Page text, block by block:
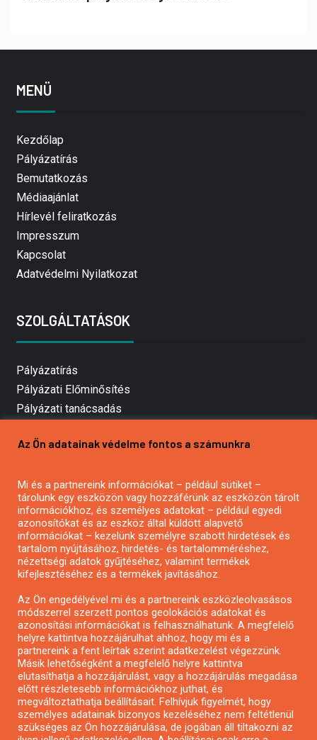
MENÜ
Kezdőlap
Pályázatírás
Bemutatkozás
Médiaajánlat
Hírlevél feliratkozás
Impresszum
Kapcsolat
Adatvédelmi Nyilatkozat
SZOLGÁLTATÁSOK
Pályázatírás
Pályázati Előminősítés
Pályázati tanácsadás
Mezőgazdasági pályázatírás
Pályázatírás civil szervezeteknek
Pályázatírás önkormányzatoknak
Pályázatfigyelés
Specifikus pályázatfigyelés vagy hírlevél
Pályázatok magánszemélyeknek
Pályázatok civil szervezeteknek
Pályázatok vállalkozásoknak
Önkormányzati pályázatok
Mezőgazdasági pályázatok
Falusi turizmus pályázatok
Az Ön adatainak védelme fontos a számunkra
Mi és a partnereink információkat – például sütiket –
tárolunk egy eszközön vagy hozzáférünk az eszközön tárolt
információkhoz, és személyes adatokat – például egyedi
azonosítókat és az eszköz által küldött alapvető
információkat – kezelünk személyre szabott hirdetések és
tartalom nyújtásához, hirdetés- és tartalomméréshez,
nézettségi adatok gyűjtéséhez, valamint termékek
kifejlesztéséhez és a termékek javításához.
Az Ön engedélyével mi és a partnereink eszközleolvasásos
módszerrel szerzett pontos geolokációs adatokat és
azonosítási információkat is felhasználhatunk. A megfelelő
helyre kattintva hozzájárulhat ahhoz, hogy mi és a
partnereink a fent leírtak szerint adatkezelést végezzünk.
Másik lehetőségként a megfelelő helyre kattintva
elutasíthatja a hozzájárulást, vagy a hozzájárulás megadása
előtt részletesebb információkhoz juthat, és
megváltoztathatja beállításait. Felhívjuk figyelmét, hogy
személyes adatainak bizonyos kezeléséhez nem feltétlenül
szükséges az Ön hozzájárulása, de jogában áll tiltakozni az